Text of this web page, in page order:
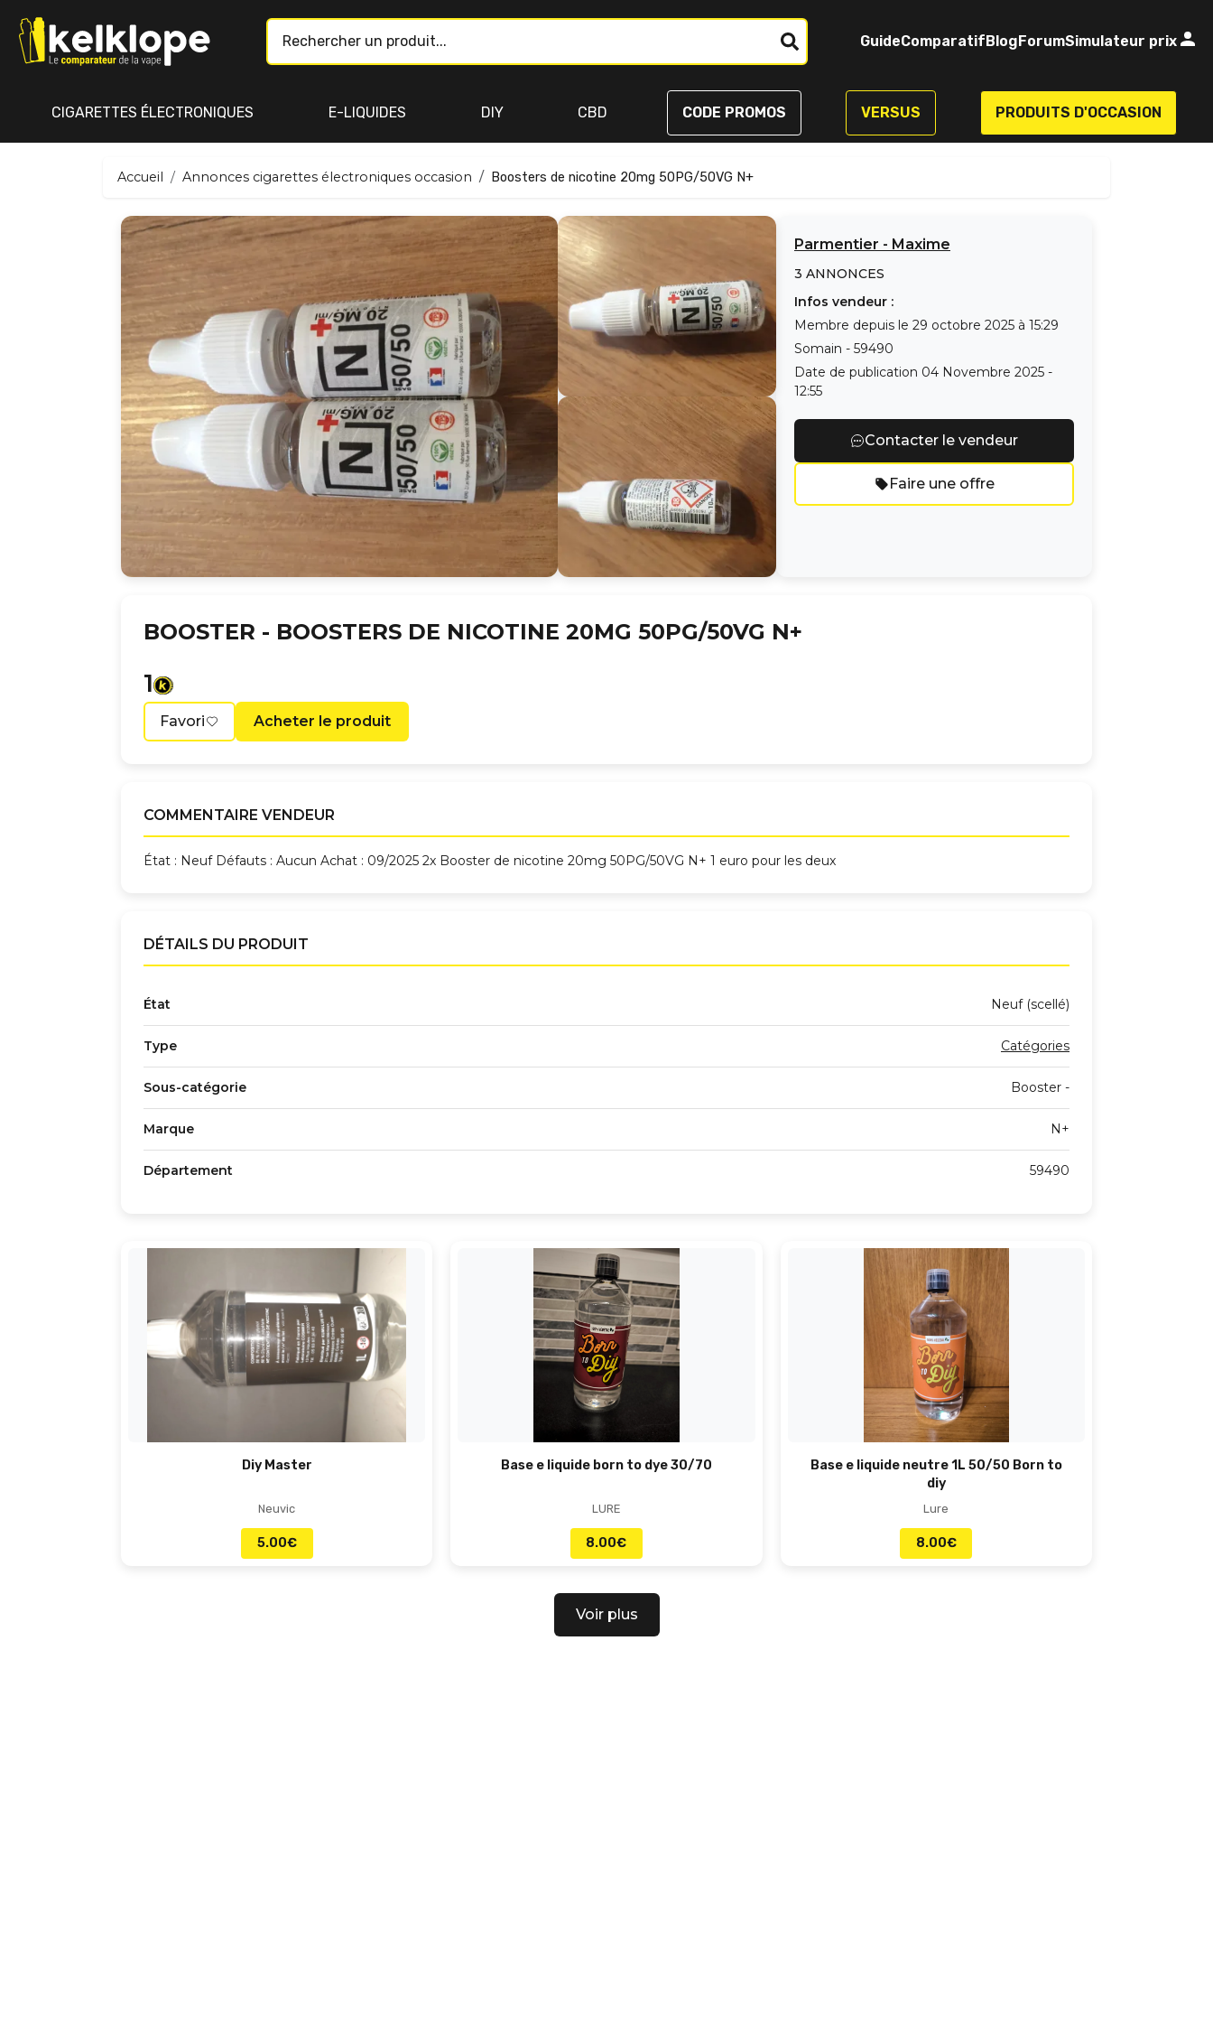
GuideComparatifBlogForumSimulateur prix
CIGARETTES ÉLECTRONIQUES E-LIQUIDES DIY CBD CODE PROMOS VERSUS PRODUITS D'OCCASION
Accueil Annonces cigarettes électroniques occasion Boosters de nicotine 20mg 50PG/50VG N+
Parmentier - Maxime
3 ANNONCES
Infos vendeur :
Membre depuis le 29 octobre 2025 à 15:29
Somain - 59490
Date de publication 04 Novembre 2025 -
12:55
Contacter le vendeur
Faire une offre
BOOSTER - BOOSTERS DE NICOTINE 20MG 50PG/50VG N+
1
Favori Acheter le produit
COMMENTAIRE VENDEUR
État : Neuf Défauts : Aucun Achat : 09/2025 2x Booster de nicotine 20mg 50PG/50VG N+ 1 euro pour les deux
DÉTAILS DU PRODUIT
État Neuf (scellé)
Type Catégories
Sous-catégorie Booster -
Marque N+
Département 59490
Diy Master
Neuvic
5.00€
Base e liquide born to dye 30/70
LURE
8.00€
Base e liquide neutre 1L 50/50 Born to
diy
Lure
8.00€
Voir plus